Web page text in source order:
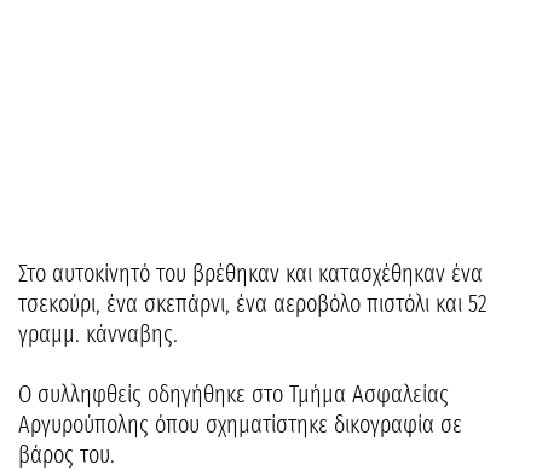
Στο αυτοκίνητό του βρέθηκαν και κατασχέθηκαν ένα
τσεκούρι, ένα σκεπάρνι, ένα αεροβόλο πιστόλι και 52
γραμμ. κάνναβης.
Ο συλληφθείς οδηγήθηκε στο Τμήμα Ασφαλείας
Αργυρούπολης όπου σχηματίστηκε δικογραφία σε
βάρος του.